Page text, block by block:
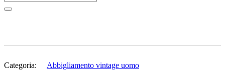
Search
Categoria: Abbigliamento vintage uomo